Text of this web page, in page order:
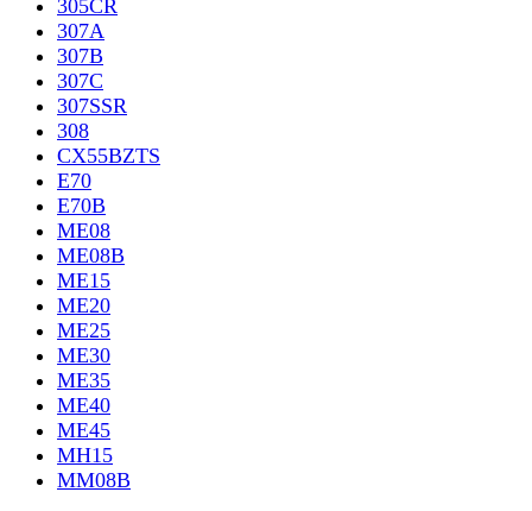
305CR
307A
307B
307C
307SSR
308
CX55BZTS
E70
E70B
ME08
ME08B
ME15
ME20
ME25
ME30
ME35
ME40
ME45
MH15
MM08B